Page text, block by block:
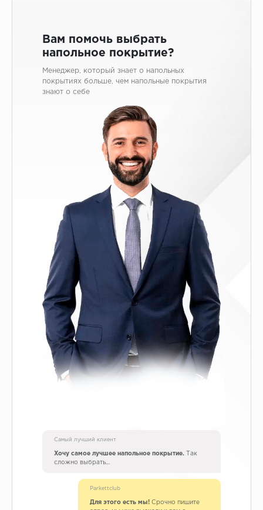
Вам помочь выбрать
напольное покрытие?
Менеджер, который знает о напольных
покрытиях больше, чем напольные покрытия
знают о себе
Самый лучший клиент
Хочу самое лучшее напольное покрытие.Так
сложно выбрать…
Parkettclub
Для этого есть мы!Срочно пишите